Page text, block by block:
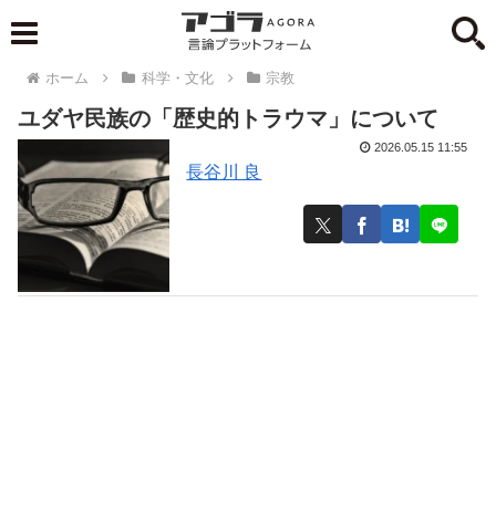
ホーム 科学・文化 宗教
ユダヤ民族の「歴史的トラウマ」について
長谷川 良
2026.05.15 11:55